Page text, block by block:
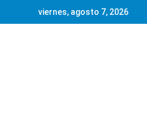
viernes, agosto 7, 2026